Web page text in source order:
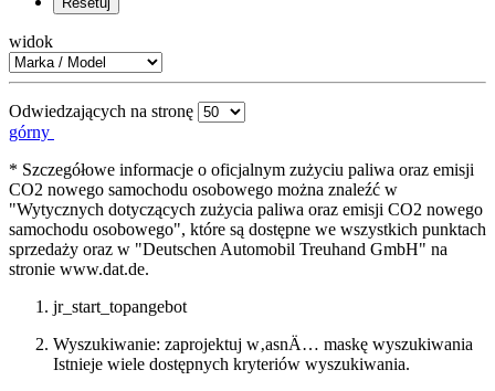
widok
Odwiedzających na stronę
górny
* Szczegółowe informacje o oficjalnym zużyciu paliwa oraz emisji
CO2 nowego samochodu osobowego można znaleźć w
"Wytycznych dotyczących zużycia paliwa oraz emisji CO2 nowego
samochodu osobowego", które są dostępne we wszystkich punktach
sprzedaży oraz w "Deutschen Automobil Treuhand GmbH" na
stronie www.dat.de.
jr_start_topangebot
Wyszukiwanie: zaprojektuj w‚asnÄ… maskę wyszukiwania
Istnieje wiele dostępnych kryteriów wyszukiwania.